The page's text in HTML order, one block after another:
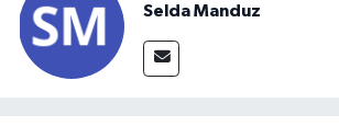
Selda Manduz